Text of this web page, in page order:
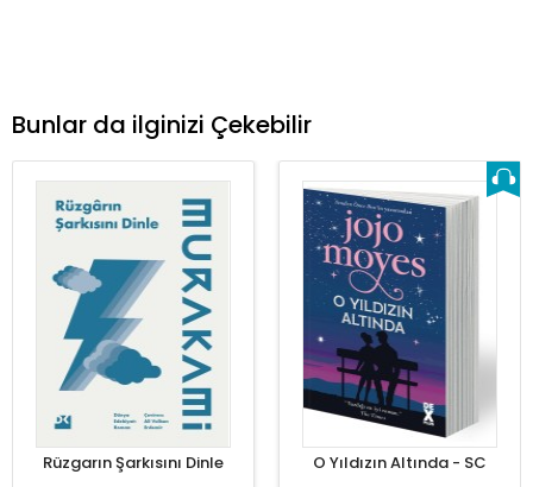
Bunlar da ilginizi Çekebilir
Rüzgarın Şarkısını Dinle O Yıldızın Altında - SC